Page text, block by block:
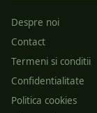
Despre noi
Contact
Termeni si conditii
Confidentialitate
Politica cookies